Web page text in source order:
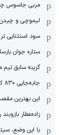
مربی جاسوس
لیموچی و چیدن
سود استثنایی
ستاره جوان
گزینه سابق تیم
جابه‌جایی ۸۳۰ کیلومتری غیرت به‌خاطر کانیه وست!
این بهترین
زاده‌عطار
با این وضع،